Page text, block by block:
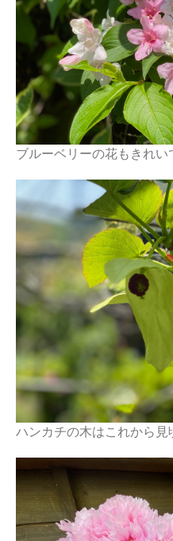
ブルーベリーの花もきれ
ハンカチの木はこれから見